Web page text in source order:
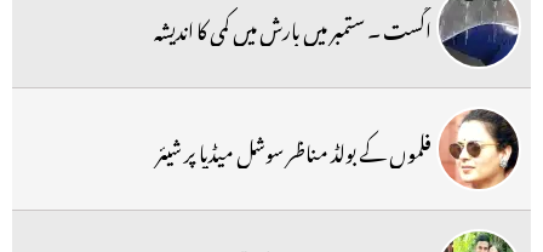
اگست ۔ ستمبر میں بارش میں کمی کا اندیشہ
فلموں کے بولڈ مناظر سوشل میڈیا پر شیئر